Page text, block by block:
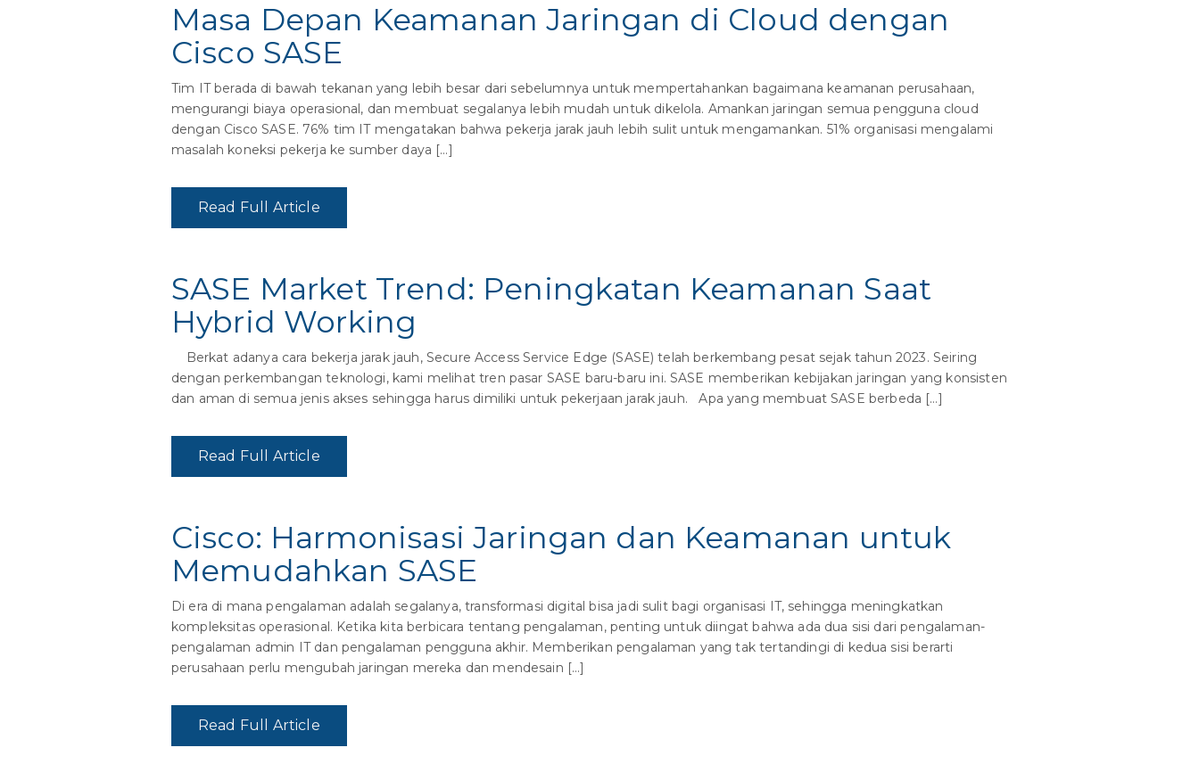
Masa Depan Keamanan Jaringan di Cloud dengan
Cisco SASE
Tim IT berada di bawah tekanan yang lebih besar dari sebelumnya untuk mempertahankan bagaimana keamanan perusahaan,
mengurangi biaya operasional, dan membuat segalanya lebih mudah untuk dikelola. Amankan jaringan semua pengguna cloud
dengan Cisco SASE. 76% tim IT mengatakan bahwa pekerja jarak jauh lebih sulit untuk mengamankan. 51% organisasi mengalami
masalah koneksi pekerja ke sumber daya […]
Read Full Article
SASE Market Trend: Peningkatan Keamanan Saat
Hybrid Working
Berkat adanya cara bekerja jarak jauh, Secure Access Service Edge (SASE) telah berkembang pesat sejak tahun 2023. Seiring
dengan perkembangan teknologi, kami melihat tren pasar SASE baru-baru ini. SASE memberikan kebijakan jaringan yang konsisten
dan aman di semua jenis akses sehingga harus dimiliki untuk pekerjaan jarak jauh. Apa yang membuat SASE berbeda […]
Read Full Article
Cisco: Harmonisasi Jaringan dan Keamanan untuk
Memudahkan SASE
Di era di mana pengalaman adalah segalanya, transformasi digital bisa jadi sulit bagi organisasi IT, sehingga meningkatkan
kompleksitas operasional. Ketika kita berbicara tentang pengalaman, penting untuk diingat bahwa ada dua sisi dari pengalaman-
pengalaman admin IT dan pengalaman pengguna akhir. Memberikan pengalaman yang tak tertandingi di kedua sisi berarti
perusahaan perlu mengubah jaringan mereka dan mendesain […]
Read Full Article